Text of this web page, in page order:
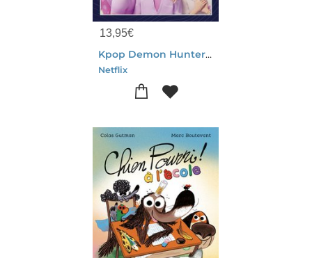
13,95€
Kpop Demon Hunters : Le Roman Graphique Officiel Du Film
Netflix